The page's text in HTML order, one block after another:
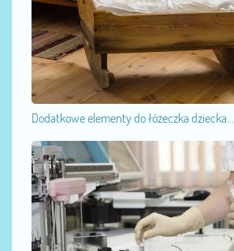
Dodatkowe elementy do łóżeczka dziecka...